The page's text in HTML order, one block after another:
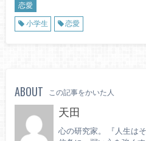
恋愛
小学生
恋愛
ABOUT この記事をかいた人
天田
心の研究家。 『人生は